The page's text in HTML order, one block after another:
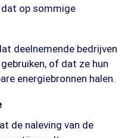
dat op sommige
deelnemende bedrijven
of dat ze hun
energiebronnen halen.
de naleving van de